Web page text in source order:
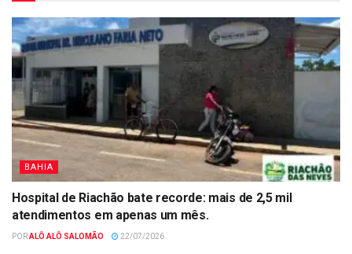
BAHIA
Hospital de Riachão bate recorde: mais de 2,5 mil
atendimentos em apenas um mês.
PORALÔ ALÔ SALOMÃO 22/07/2026